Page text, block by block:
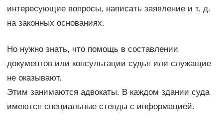
интересующие вопросы, написать заявление и т. д.
на законных основаниях.
Но нужно знать, что помощь в составлении
документов или консультации судья или служащие
не оказывают.
Этим занимаются адвокаты. В каждом здании суда
имеются специальные стенды с информацией.